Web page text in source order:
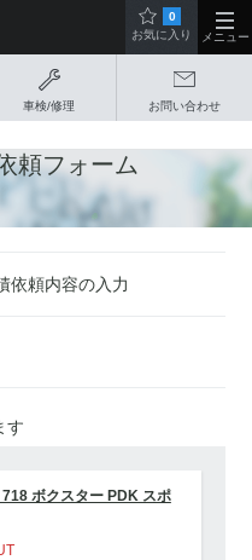
車検/修理 お問い合わせ
0
お気に入り
メニュー
頼フォーム
依頼内容の入力
す
ボクスター PDK スポ